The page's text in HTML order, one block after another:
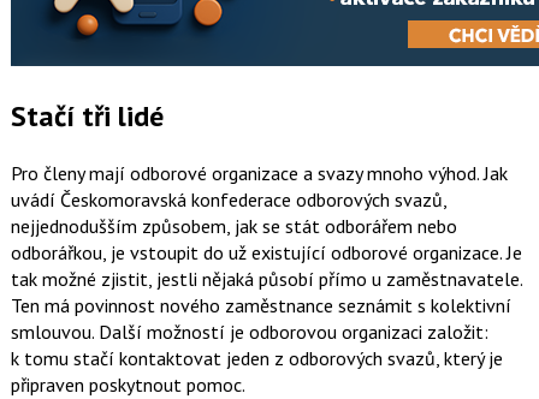
Stačí tři lidé
Pro členy mají odborové organizace a svazy mnoho výhod. Jak
uvádí Českomoravská konfederace odborových svazů,
nejjednodušším způsobem, jak se stát odborářem nebo
odborářkou, je vstoupit do už existující odborové organizace. Je
tak možné zjistit, jestli nějaká působí přímo u zaměstnavatele.
Ten má povinnost nového zaměstnance seznámit s kolektivní
smlouvou. Další možností je odborovou organizaci založit:
k tomu stačí kontaktovat jeden z odborových svazů, který je
připraven poskytnout pomoc.